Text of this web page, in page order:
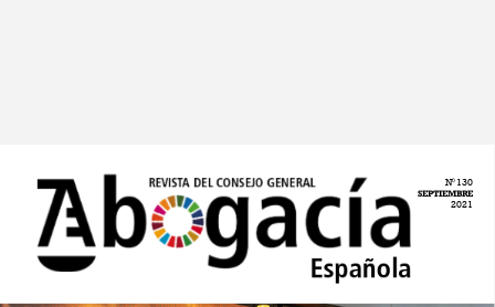
N0 130
SEPTIEMBRE
2021
Española
REVISTA DEL CONSEJO GENERAL